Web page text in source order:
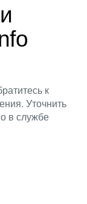
к
Уточнить
в службе